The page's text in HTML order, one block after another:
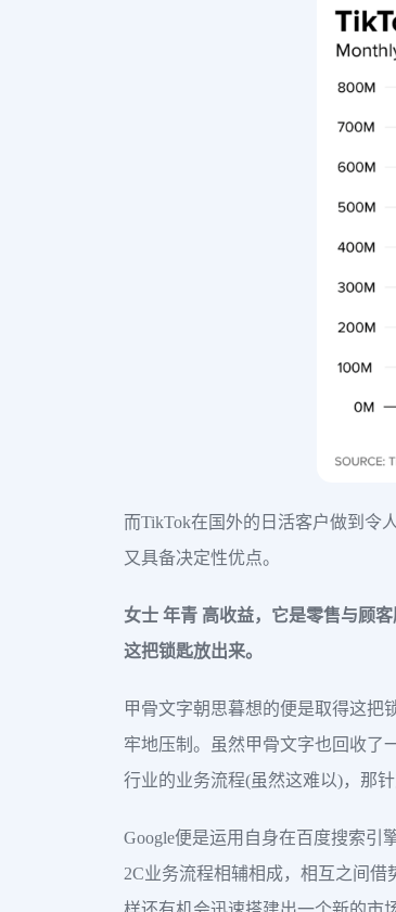
而TikTok在国外的日活客户做到令
又具备决定性优点。
女士 年青 高收益，它是零售与顾
这把锁匙放出来。
甲骨文字朝思暮想的便是取得这把
牢地压制。虽然甲骨文字也回收了
行业的业务流程(虽然这难以)，那
Google便是运用自身在百度搜索引
2C业务流程相辅相成，相互之间